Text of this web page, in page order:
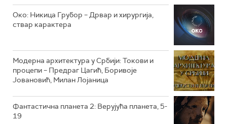
РТС ЖИВОТ
РТС КОЛО
Око: Никица Грубор – Дрвар и хирургија,
ствар карактера
Модерна архитектура у Србији: Токови и
процепи – Предраг Цагић, Боривоје
Јовановић, Милан Лојаница
Фантастична планета 2: Верујућа планета, 5-
19